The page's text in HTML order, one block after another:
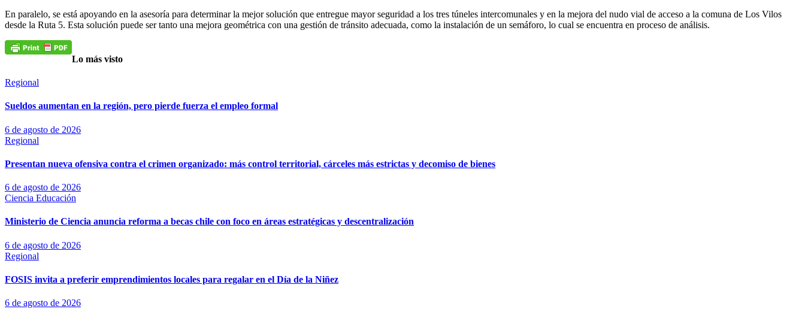
En paralelo, se está apoyando en la asesoría para determinar la mejor solución que entregue mayor seguridad a los tres túneles intercomunales y en la mejora del nudo vial de acceso a la comuna de Los Vilos
desde la Ruta 5. Esta solución puede ser tanto una mejora geométrica con una gestión de tránsito adecuada, como la instalación de un semáforo, lo cual se encuentra en proceso de análisis.
Lo más visto
Regional
Sueldos aumentan en la región, pero pierde fuerza el empleo formal
6 de agosto de 2026
Regional
Presentan nueva ofensiva contra el crimen organizado: más control territorial, cárceles más estrictas y decomiso de bienes
6 de agosto de 2026
Ciencia Educación
Ministerio de Ciencia anuncia reforma a becas chile con foco en áreas estratégicas y descentralización
6 de agosto de 2026
Regional
FOSIS invita a preferir emprendimientos locales para regalar en el Día de la Niñez
6 de agosto de 2026